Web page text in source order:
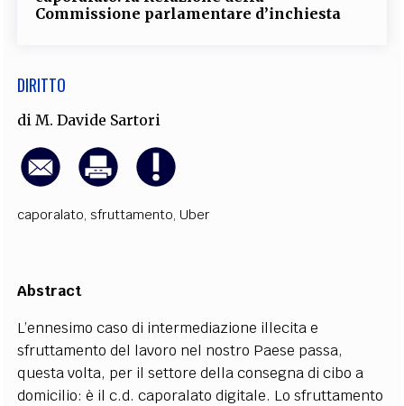
Commissione parlamentare d’inchiesta
DIRITTO
di M. Davide Sartori
caporalato,sfruttamento, Uber
Abstract
L’ennesimo caso di intermediazione illecita e
sfruttamento del lavoro nel nostro Paese passa,
questa volta, per il settore della consegna di cibo a
domicilio: è il c.d. caporalato digitale. Lo sfruttamento